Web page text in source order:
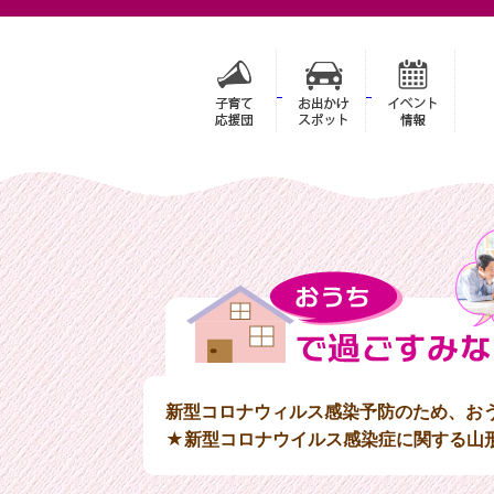
新型コロナウィルス感染予防のため、
★新型コロナウイルス感染症に関す